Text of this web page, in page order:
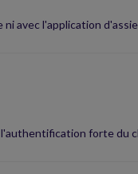
avec l'application
forte du